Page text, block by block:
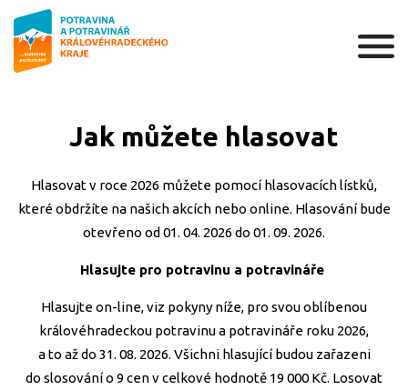
Jak můžete hlasovat
Hlasovat v roce 2026 můžete pomocí hlasovacích lístků,
které obdržíte na našich akcích nebo online. Hlasování bude
otevřeno od 01. 04. 2026 do 01. 09. 2026.
Hlasujte pro potravinu a potravináře
Hlasujte on-line, viz pokyny níže, pro svou oblíbenou
královéhradeckou potravinu a potravináře roku 2026,
a to až do 31. 08. 2026. Všichni hlasující budou zařazeni
do slosování o 9 cen v celkové hodnotě 19 000 Kč. Losovat